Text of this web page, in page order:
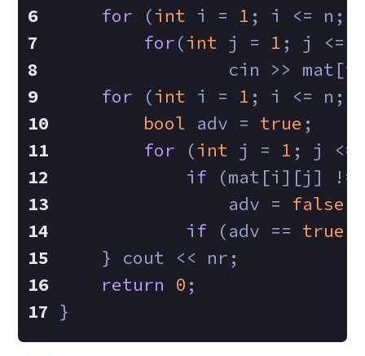
for (int i = 1 ; i <= n;
for(int j = 1 ; j <=
cin >>
for (int i = 1 ; i <= n;
bool adv = true ;
for (int j = 1 ; j <=
if (mat[i][j] !=
            	adv =
false
if (adv == true
    } cout << nr;
return
0 ;
}